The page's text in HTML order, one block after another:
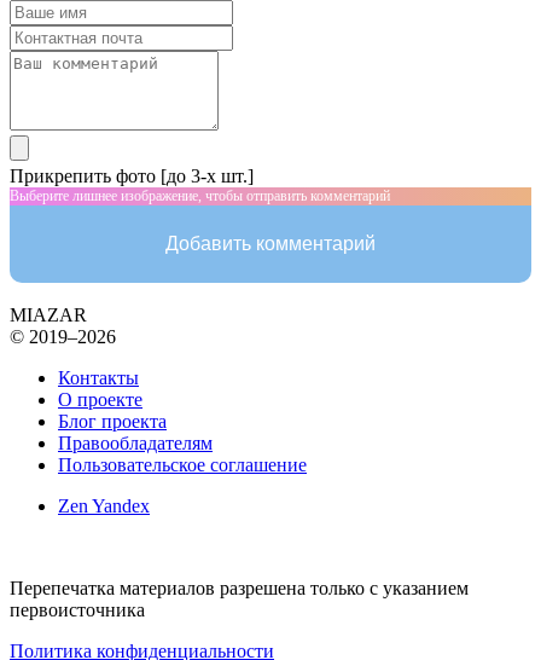
Прикрепить фото [до 3-х шт.]
Выберите лишнее изображение, чтобы отправить комментарий
Добавить комментарий
MIAZAR
© 2019–2026
Контакты
О проекте
Блог проекта
Правообладателям
Пользовательское соглашение
Zen Yandex
Перепечатка материалов разрешена только с указанием
первоисточника
Политика конфиденциальности